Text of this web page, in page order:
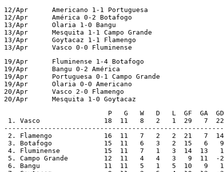
12/Apr      Americano 1-1 Portuguesa
12/Apr      América 0-2 Botafogo
13/Apr      Olaria 1-0 Bangu
13/Apr      Mesquita 1-1 Campo Grande
13/Apr      Goytacaz 1-1 Flamengo
13/Apr      Vasco 0-0 Fluminense
19/Apr      Fluminense 1-4 Botafogo
19/Apr      Bangu 0-2 América
19/Apr      Portuguesa 0-1 Campo Grande
19/Apr      Olaria 0-0 Americano
20/Apr      Vasco 2-0 Flamengo
20/Apr      Mesquita 1-0 Goytacaz
                          P   G   W   D   L  GF  GA  GD
1. Vasco                18  11   8   2   1  29   7  22
-------------------------------------------------------
2. Flamengo             16  11   7   2   2  21   7  14
3. Botafogo             15  11   6   3   2  15   6   9
4. Fluminense           15  11   7   1   3  14  13   1
5. Campo Grande         12  11   4   4   3   9  11  -2
6. Bangu                11  11   5   1   5  10   9   1